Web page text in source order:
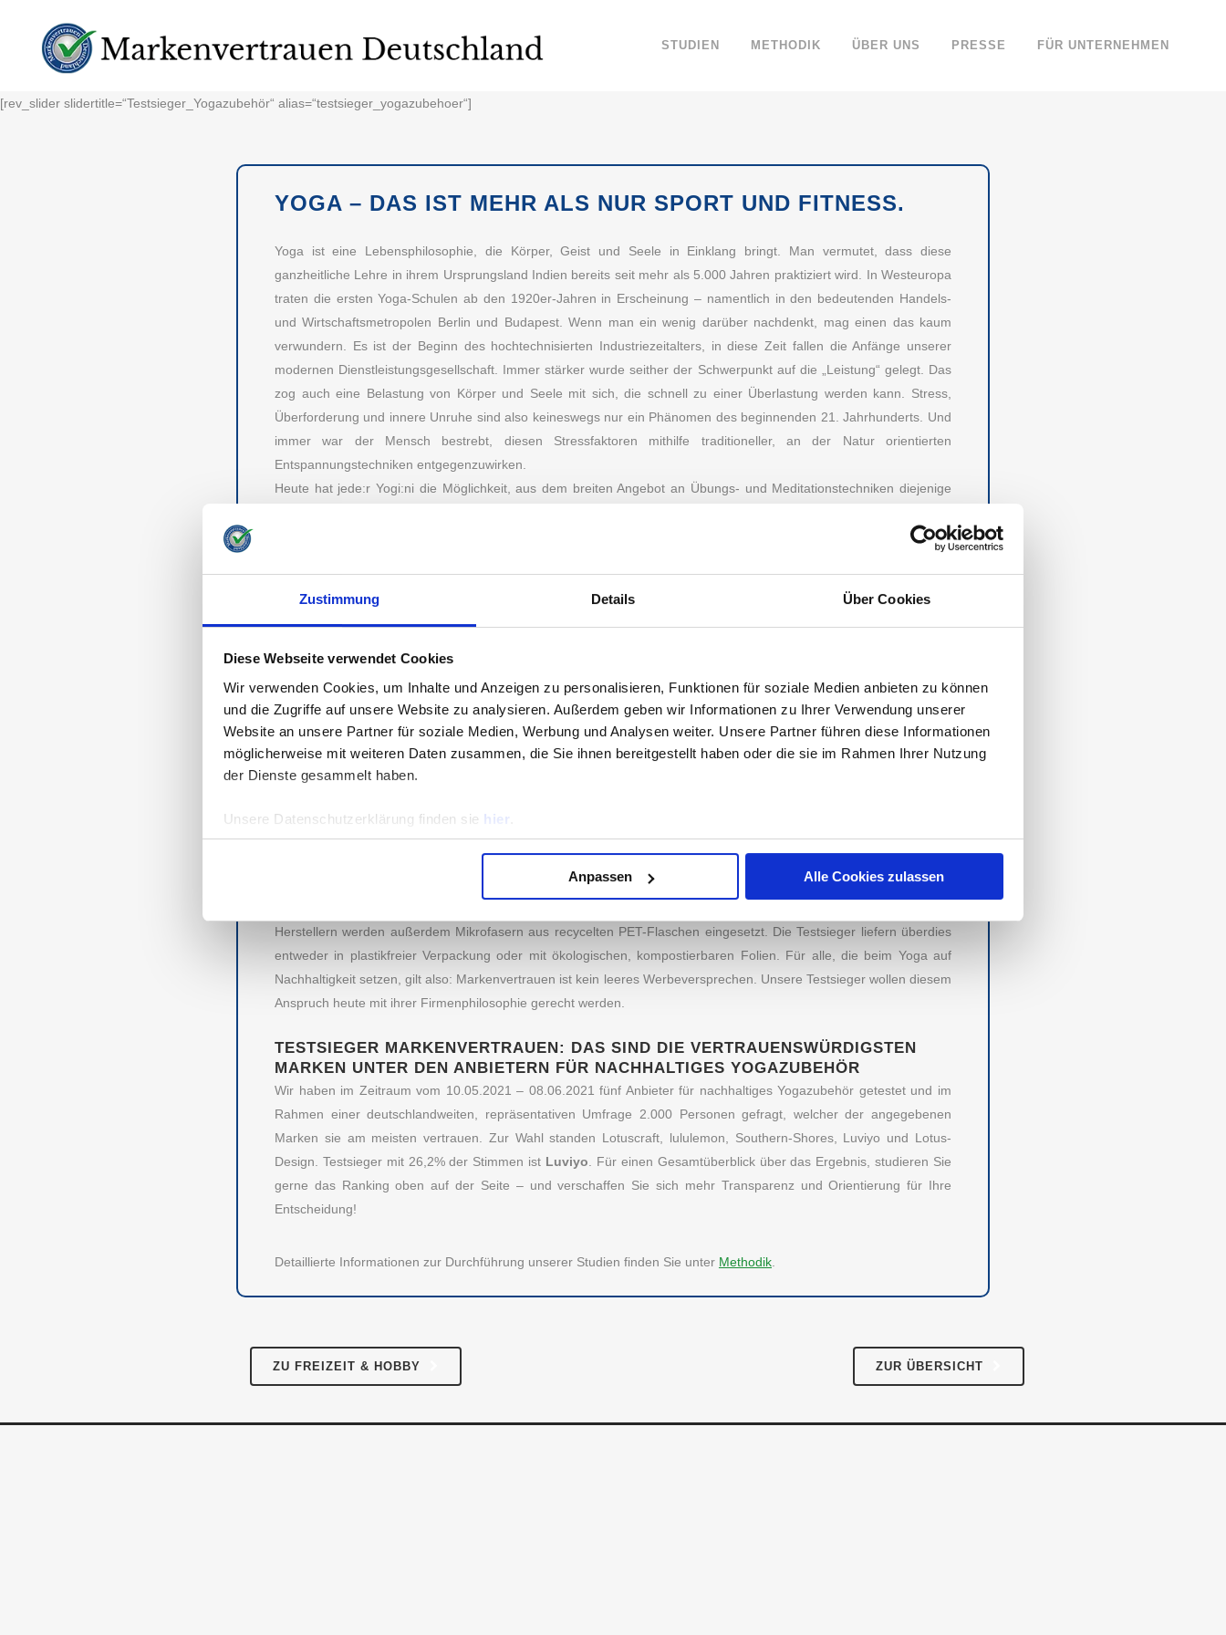
Zustimmung Details Über Cookies
Diese Webseite verwendet Cookies
Wir verwenden Cookies, um Inhalte und Anzeigen zu personalisieren, Funktionen für soziale Medien anbieten zu können
und die Zugriffe auf unsere Website zu analysieren. Außerdem geben wir Informationen zu Ihrer Verwendung unserer
Website an unsere Partner für soziale Medien, Werbung und Analysen weiter. Unsere Partner führen diese Informationen
möglicherweise mit weiteren Daten zusammen, die Sie ihnen bereitgestellt haben oder die sie im Rahmen Ihrer Nutzung
der Dienste gesammelt haben.
Unsere Datenschutzerklärung finden sie hier
Anpassen Alle Cookies zulassen
STUDIEN METHODIK ÜBER UNS PRESSE FÜR UNTERNEHMEN
[rev_slider slidertitle=“Testsieger_Yogazubehör“ alias=“testsieger_yogazubehoer“]
YOGA – DAS IST MEHR ALS NUR SPORT UND FITNESS.
Yoga ist eine Lebensphilosophie, die Körper, Geist und Seele in Einklang bringt. Man vermutet, dass diese
ganzheitliche Lehre in ihrem Ursprungsland Indien bereits seit mehr als 5.000 Jahren praktiziert wird. In Westeuropa
traten die ersten Yoga-Schulen ab den 1920er-Jahren in Erscheinung – namentlich in den bedeutenden Handels-
und Wirtschaftsmetropolen Berlin und Budapest. Wenn man ein wenig darüber nachdenkt, mag einen das kaum
verwundern. Es ist der Beginn des hochtechnisierten Industriezeitalters, in diese Zeit fallen die Anfänge unserer
modernen Dienstleistungsgesellschaft. Immer stärker wurde seither der Schwerpunkt auf die „Leistung“ gelegt. Das
zog auch eine Belastung von Körper und Seele mit sich, die schnell zu einer Überlastung werden kann. Stress,
Überforderung und innere Unruhe sind also keineswegs nur ein Phänomen des beginnenden 21. Jahrhunderts. Und
immer war der Mensch bestrebt, diesen Stressfaktoren mithilfe traditioneller, an der Natur orientierten
Entspannungstechniken entgegenzuwirken.
Heute hat jede:r Yogi:ni die Möglichkeit, aus dem breiten Angebot an Übungs- und Meditationstechniken diejenige
Beanspruchung ausgesetzt sind. Die Wahl des richtigen Zubehörs trägt also nicht nur dazu bei, das Verletzungsrisiko
Qualität sein. Es lohnt sich, in hochwertige Produkte zu investieren. Das weiß jeder, der einmal auf einer billigen No-
Name-Matte aus dem Supermarkt abgerutscht ist. Eine Umfrage unter 1.954 Teilnehmenden hat uns gezeigt:
Markenvertrauen spielt hier eine große Rolle.
ZUBEHÖR, WIE MATTEN ODER YOGA-BLÖCKE SOLLEN NICHT NUR STAND- UND
GRIFFSICHERHEIT BIETEN.
Sie müssen zudem auch edel aussehen. Zu Optik und Funktion ist in den letzten Jahren aber noch ein weiterer
Aspekt auf den Plan getreten. Immer mehr Yogi:nis möchten Produkte kaufen, die hohen Umwelt- und
angemessenen Preis zu bezahlen. Rohstoffe natürlichen Ursprungs stehen für Qualität und Langlebigkeit. Günstige
Wegwerfprodukte lassen sich schon mit dem ganzheitlichen Grundgedanken des Yoga nicht in Verbindung bringen.
Die bekannten Markenhersteller haben sich inzwischen auf das neue Nachhaltigkeitsbewusstsein eingestellt. So sind
beispielsweise die Yoga-Blöcke von Testsieger Luviyo aus Kork und zu 100 % recyclebar. Auch der zweitplatzierte
Herstellern werden außerdem Mikrofasern aus recycelten PET-Flaschen eingesetzt. Die Testsieger liefern überdies
entweder in plastikfreier Verpackung oder mit ökologischen, kompostierbaren Folien. Für alle, die beim Yoga auf
Nachhaltigkeit setzen, gilt also: Markenvertrauen ist kein leeres Werbeversprechen. Unsere Testsieger wollen diesem
Anspruch heute mit ihrer Firmenphilosophie gerecht werden.
TESTSIEGER MARKENVERTRAUEN: DAS SIND DIE VERTRAUENSWÜRDIGSTEN
MARKEN UNTER DEN ANBIETERN FÜR NACHHALTIGES YOGAZUBEHÖR
Wir haben im Zeitraum vom 10.05.2021 – 08.06.2021 fünf Anbieter für nachhaltiges Yogazubehör getestet und im
Rahmen einer deutschlandweiten, repräsentativen Umfrage 2.000 Personen gefragt, welcher der angegebenen
Marken sie am meisten vertrauen. Zur Wahl standen Lotuscraft, lululemon, Southern-Shores, Luviyo und Lotus-
Design. Testsieger mit 26,2% der Stimmen ist Luviyo. Für einen Gesamtüberblick über das Ergebnis, studieren Sie
gerne das Ranking oben auf der Seite – und verschaffen Sie sich mehr Transparenz und Orientierung für Ihre
Entscheidung!
Detaillierte Informationen zur Durchführung unserer Studien finden Sie unter Methodik.
ZU FREIZEIT & HOBBY ZUR ÜBERSICHT
DAS INSTITUT KATEGORIEN RECHTLICHES